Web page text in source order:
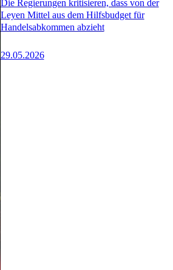
Die Regierungen kritisieren, dass von der
Leyen Mittel aus dem Hilfsbudget für
Handelsabkommen abzieht
29.05.2026